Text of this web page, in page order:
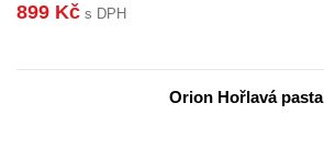
899 Kč s DPH
Orion Hořlavá pasta